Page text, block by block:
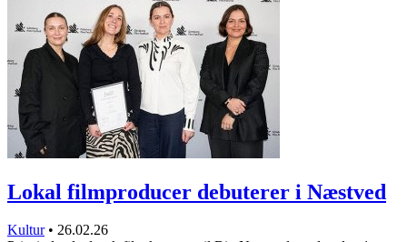
Lokal filmproducer debuterer i Næstved
Kultur • 26.02.26